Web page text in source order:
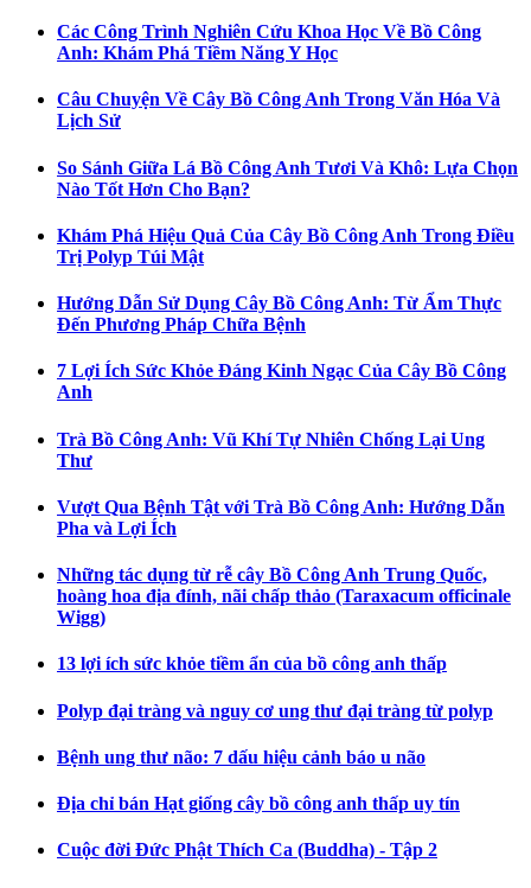
Các Công Trình Nghiên Cứu Khoa Học Về Bồ Công
Anh: Khám Phá Tiềm Năng Y Học
Câu Chuyện Về Cây Bồ Công Anh Trong Văn Hóa Và
Lịch Sử
So Sánh Giữa Lá Bồ Công Anh Tươi Và Khô: Lựa Chọn
Nào Tốt Hơn Cho Bạn?
Khám Phá Hiệu Quả Của Cây Bồ Công Anh Trong Điều
Trị Polyp Túi Mật
Hướng Dẫn Sử Dụng Cây Bồ Công Anh: Từ Ẩm Thực
Đến Phương Pháp Chữa Bệnh
7 Lợi Ích Sức Khỏe Đáng Kinh Ngạc Của Cây Bồ Công
Anh
Trà Bồ Công Anh: Vũ Khí Tự Nhiên Chống Lại Ung
Thư
Vượt Qua Bệnh Tật với Trà Bồ Công Anh: Hướng Dẫn
Pha và Lợi Ích
Những tác dụng từ rễ cây Bồ Công Anh Trung Quốc,
hoàng hoa địa đính, nãi chấp thảo (Taraxacum officinale
Wigg)
13 lợi ích sức khỏe tiềm ẩn của bồ công anh thấp
Polyp đại tràng và nguy cơ ung thư đại tràng từ polyp
Bệnh ung thư não: 7 dấu hiệu cảnh báo u não
Địa chỉ bán Hạt giống cây bồ công anh thấp uy tín
Cuộc đời Đức Phật Thích Ca (Buddha) - Tập 2